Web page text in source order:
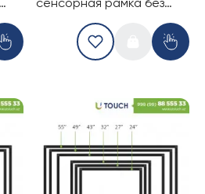
сенсорная рамка без
стекла, 32-дюймов (4
касаний) (16-9)